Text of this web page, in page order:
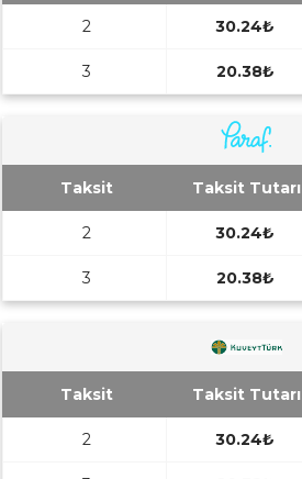
2 30.24₺
3 20.38₺
Taksit Taksit Tutarı
2 30.24₺
3 20.38₺
Taksit Taksit Tutarı
2 30.24₺